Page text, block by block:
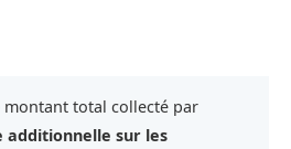
montant total collecté par
additionnelle sur les